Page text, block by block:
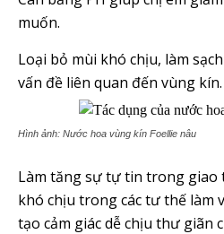
muốn.
Loại bỏ mùi khó chịu, làm
vấn đề liên quan đến vùng kín.
Hình ảnh: Nước hoa vùng kín Foellie nâu
Làm tăng sự tự tin trong giao
khó chịu trong các tư thế làm
tạo cảm giác dễ chịu thư giãn